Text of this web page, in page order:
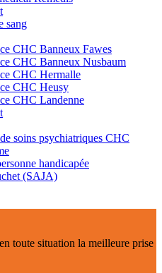
sang
CHC Banneux Fawes
CHC Banneux Nusbaum
CHC Hermalle
CHC Heusy
CHC Landenne
soins psychiatriques CHC
handicapée
(SAJA)
toute situation la meilleure prise